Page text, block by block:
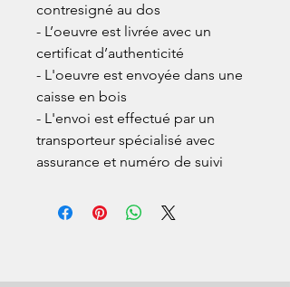
contresigné au dos
- L’oeuvre est livrée avec un
certificat d’authenticité
- L'oeuvre est envoyée dans une
caisse en bois
- L'envoi est effectué par un
transporteur spécialisé avec
assurance et numéro de suivi